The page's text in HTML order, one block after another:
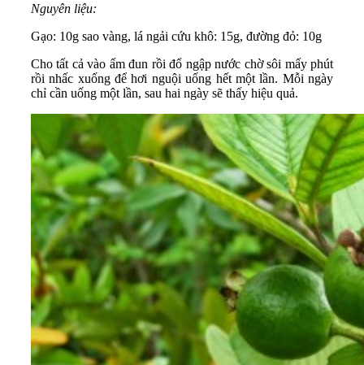
Nguyên liệu:
Gạo: 10g sao vàng, lá ngải cứu khô: 15g, đường đỏ: 10g
Cho tất cả vào ấm đun rồi đổ ngập nước chờ sôi mấy phút
rồi nhấc xuống để hơi nguội uống hết một lần. Mỗi ngày
chỉ cần uống một lần, sau hai ngày sẽ thấy hiệu quả.